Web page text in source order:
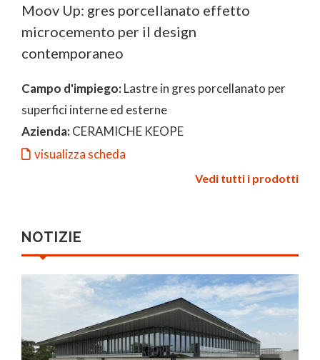
Moov Up: gres porcellanato effetto
microcemento per il design
contemporaneo
Campo d'impiego:Lastre in gres porcellanato per
superfici interne ed esterne
Azienda:CERAMICHE KEOPE
visualizza scheda
Vedi tutti i prodotti
NOTIZIE